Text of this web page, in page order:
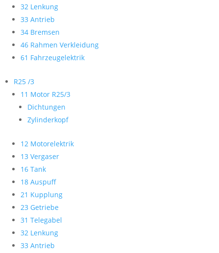
32 Lenkung
33 Antrieb
34 Bremsen
46 Rahmen Verkleidung
61 Fahrzeugelektrik
R25 /3
11 Motor R25/3
Dichtungen
Zylinderkopf
12 Motorelektrik
13 Vergaser
16 Tank
18 Auspuff
21 Kupplung
23 Getriebe
31 Telegabel
32 Lenkung
33 Antrieb